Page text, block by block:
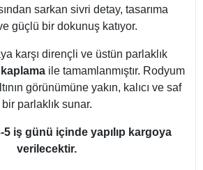
sarkan sivri detay, tasarıma
güçlü bir dokunuş katıyor.
karşı dirençli ve üstün parlaklık
ile tamamlanmıştır. Rodyum
görünümüne yakın, kalıcı ve saf
bir parlaklık sunar.
iş günü içinde yapılıp kargoya
verilecektir.